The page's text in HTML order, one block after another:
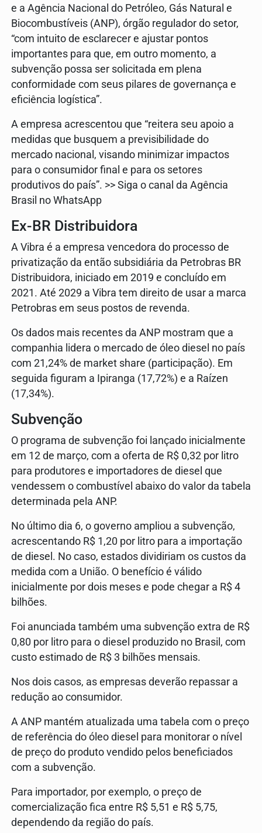
e a Agência Nacional do Petróleo, Gás Natural e
Biocombustíveis (ANP), órgão regulador do setor,
“com intuito de esclarecer e ajustar pontos
importantes para que, em outro momento, a
subvenção possa ser solicitada em plena
conformidade com seus pilares de governança e
eficiência logística”.
A empresa acrescentou que “reitera seu apoio a
medidas que busquem a previsibilidade do
mercado nacional, visando minimizar impactos
para o consumidor final e para os setores
produtivos do país”. >> Siga o canal da Agência
Brasil no WhatsApp
Ex-BR Distribuidora
A Vibra é a empresa vencedora do processo de
privatização da então subsidiária da Petrobras BR
Distribuidora, iniciado em 2019 e concluído em
2021. Até 2029 a Vibra tem direito de usar a marca
Petrobras em seus postos de revenda.
Os dados mais recentes da ANP mostram que a
companhia lidera o mercado de óleo diesel no país
com 21,24% de market share (participação). Em
seguida figuram a Ipiranga (17,72%) e a Raízen
(17,34%).
Subvenção
O programa de subvenção foi lançado inicialmente
em 12 de março, com a oferta de R$ 0,32 por litro
para produtores e importadores de diesel que
vendessem o combustível abaixo do valor da tabela
determinada pela ANP.
No último dia 6, o governo ampliou a subvenção,
acrescentando R$ 1,20 por litro para a importação
de diesel. No caso, estados dividiriam os custos da
medida com a União. O benefício é válido
inicialmente por dois meses e pode chegar a R$ 4
bilhões.
Foi anunciada também uma subvenção extra de R$
0,80 por litro para o diesel produzido no Brasil, com
custo estimado de R$ 3 bilhões mensais.
Nos dois casos, as empresas deverão repassar a
redução ao consumidor.
A ANP mantém atualizada uma tabela com o preço
de referência do óleo diesel para monitorar o nível
de preço do produto vendido pelos beneficiados
com a subvenção.
Para importador, por exemplo, o preço de
comercialização fica entre R$ 5,51 e R$ 5,75,
dependendo da região do país.